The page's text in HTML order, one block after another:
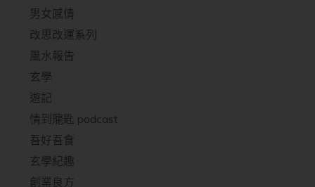
男女感情
改思改運系列
風水報告
玄學
遊記
情到龍匙 podcast
吾好吾食
玄學紀趣
創業良方